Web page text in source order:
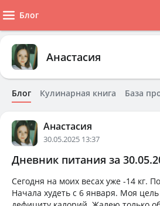
Блог
Анастасия
Блог Кулинарная книга База
Анастасия
30.05.2025 13:37
Дневник питания за
Сегодня на моих весах уже -14 кг.
Начала худеть с 6 января. Моя цель